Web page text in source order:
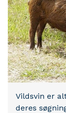
Vildsvin er
deres